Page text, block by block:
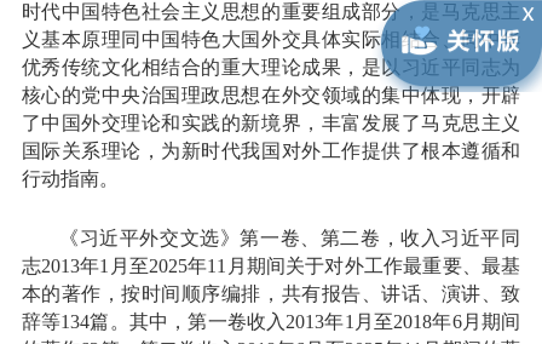
时代中国特色社会主义思想的重要组成部分，是马克思主
义基本原理同中国特色大国外交具体实际相结合、同中华
优秀传统文化相结合的重大理论成果，是以习近平同志为
核心的党中央治国理政思想在外交领域的集中体现，开辟
了中国外交理论和实践的新境界，丰富发展了马克思主义
国际关系理论，为新时代我国对外工作提供了根本遵循和
行动指南。
《习近平外交文选》第一卷、第二卷，收入习近平同
志2013年1月至2025年11月期间关于对外工作最重要、最基
本的著作，按时间顺序编排，共有报告、讲话、演讲、致
辞等134篇。其中，第一卷收入2013年1月至2018年6月期间